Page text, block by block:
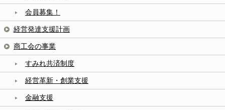
会員募集！
経営発達支援計画
商工会の事業
すみれ共済制度
経営革新・創業支援
金融支援